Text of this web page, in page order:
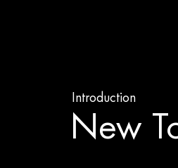
Introduction
New